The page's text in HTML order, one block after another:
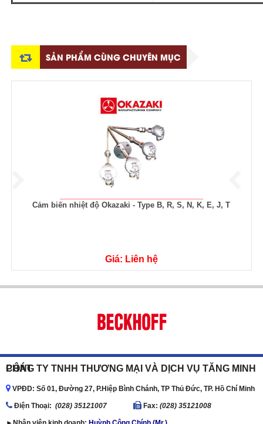
SẢN PHẨM CÙNG CHUYÊN MỤC
Cảm biến nhiệt độ Okazaki - Type B, R, S, N, K, E, J, T
Giá: Liên hệ
CÔNG TY TNHH THƯƠNG MẠI VÀ DỊCH VỤ TĂNG MINH PHÁT
VPĐD: Số 01, Đường 27, P.Hiệp Bình Chánh, TP Thủ Đức, TP. Hồ Chí Minh
Ðiện Thoại: (028) 35121007 Fax: (028) 35121008